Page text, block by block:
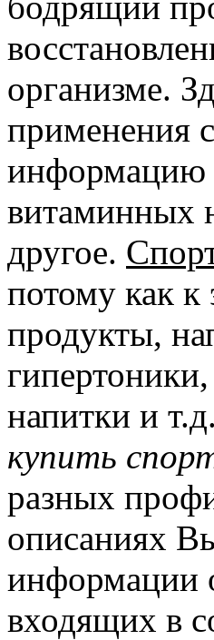
организме.
применения
информацию
витаминных
другое.
потому как к
продукты,
напитки и
купить
разных
описаниях
информации
входящих в